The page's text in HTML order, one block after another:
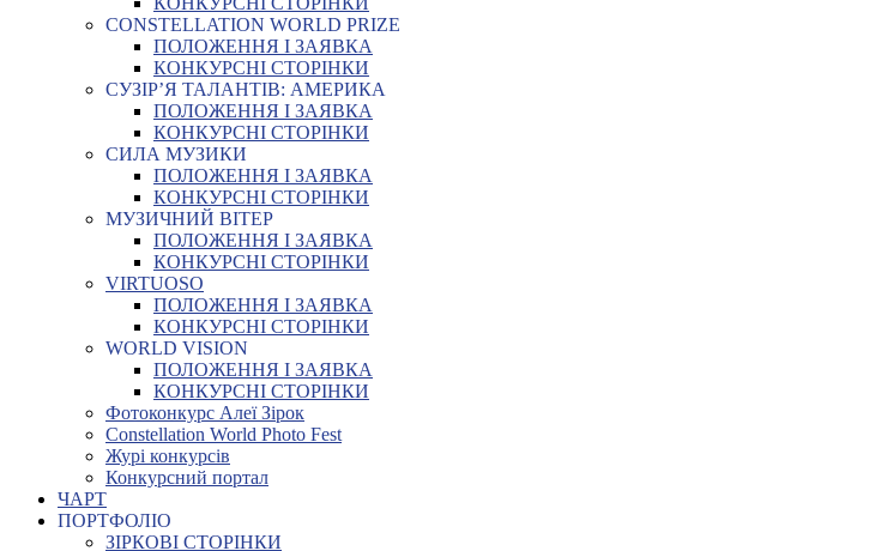
CONSTELLATION WORLD PRIZE
ПОЛОЖЕННЯ І ЗАЯВКА
КОНКУРСНІ СТОРІНКИ
СУЗІР’Я ТАЛАНТІВ: АМЕРИКА
ПОЛОЖЕННЯ І ЗАЯВКА
КОНКУРСНІ СТОРІНКИ
СИЛА МУЗИКИ
ПОЛОЖЕННЯ І ЗАЯВКА
КОНКУРСНІ СТОРІНКИ
МУЗИЧНИЙ ВІТЕР
ПОЛОЖЕННЯ І ЗАЯВКА
КОНКУРСНІ СТОРІНКИ
VIRTUOSO
ПОЛОЖЕННЯ І ЗАЯВКА
КОНКУРСНІ СТОРІНКИ
WORLD VISION
ПОЛОЖЕННЯ І ЗАЯВКА
КОНКУРСНІ СТОРІНКИ
Фотоконкурс Алеї Зірок
Constellation World Photo Fest
Журі конкурсів
Конкурсний портал
ЧАРТ
ПОРТФОЛІО
ЗІРКОВІ СТОРІНКИ